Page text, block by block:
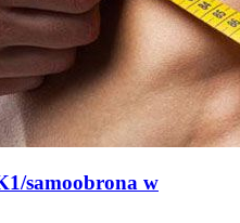
samoobrona w